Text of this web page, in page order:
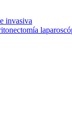
invasiva